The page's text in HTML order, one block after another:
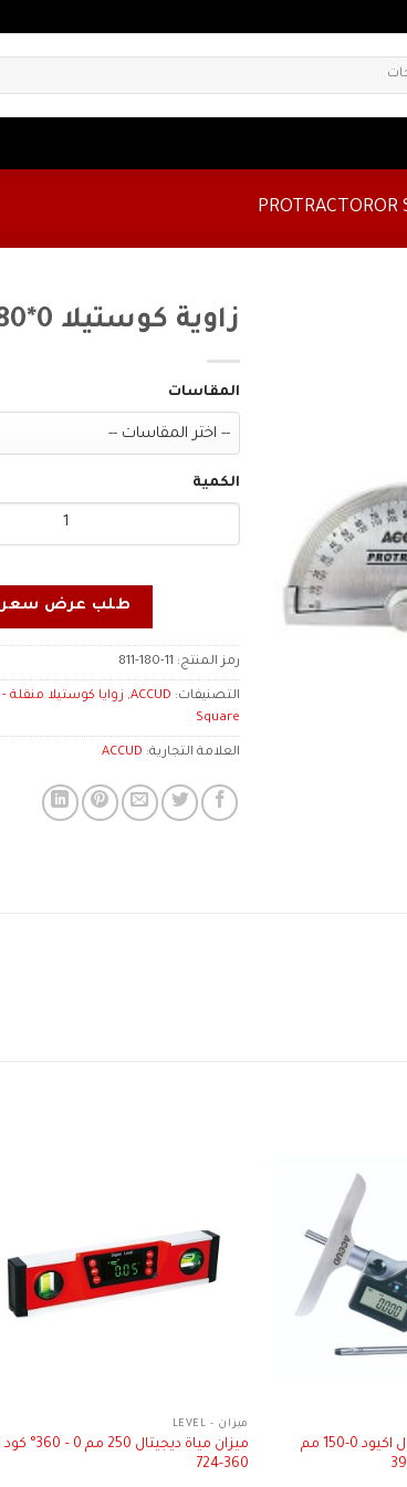
زاوية كوستيلا 0*180 مم
المقاسات
الكمية
طلب عرض سعر
رمز المنتج: 811-180-11
التصنيفات: ACCUD
,
Square
العلامة التجارية: ACCUD
ميكرومتر اعماق ديجيتال اكيود 0-150 مم
ميزان - LEVEL
360-724